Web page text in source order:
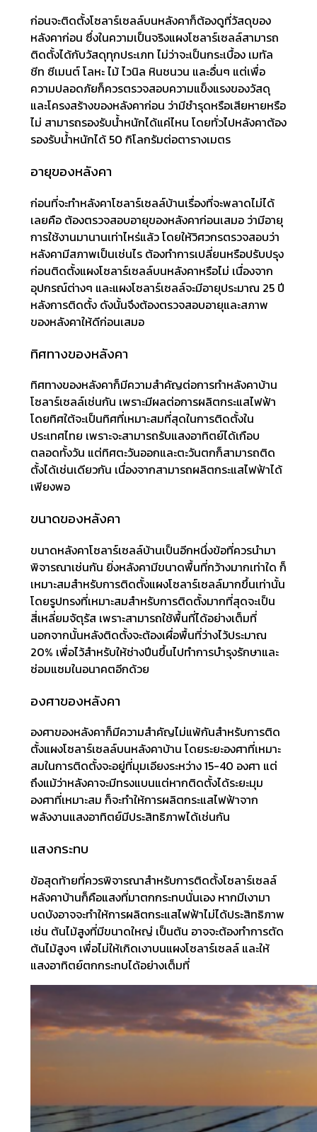
ก่อนจะติดตั้งโซลาร์เซลล์บนหลังคาก็ต้องดูที่วัสดุของ
หลังคาก่อน ซึ่งในความเป็นจริงแผงโซลาร์เซลล์สามารถ
ติดตั้งได้กับวัสดุทุกประเภท ไม่ว่าจะเป็นกระเบื้อง เมทัล
ชีท ซีเมนต์ โลหะ ไม้ ไวนิล หินชนวน และอื่นๆ แต่เพื่อ
ความปลอดภัยก็ควรตรวจสอบความแข็งแรงของวัสดุ
และโครงสร้างของหลังคาก่อน ว่ามีชำรุดหรือเสียหายหรือ
ไม่ สามารถรองรับน้ำหนักได้แค่ไหน โดยทั่วไปหลังคาต้อง
รองรับน้ำหนักได้ 50 กิโลกรัมต่อตารางเมตร
อายุของหลังคา
ก่อนที่จะทำหลังคาโซลาร์เซลล์บ้านเรื่องที่จะพลาดไม่ได้
เลยคือ ต้องตรวจสอบอายุของหลังคาก่อนเสมอ ว่ามีอายุ
การใช้งานมานานเท่าไหร่แล้ว โดยให้วิศวกรตรวจสอบว่า
หลังคามีสภาพเป็นเช่นไร ต้องทำการเปลี่ยนหรือปรับปรุง
ก่อนติดตั้งแผงโซลาร์เซลล์บนหลังคาหรือไม่ เนื่องจาก
อุปกรณ์ต่างๆ และแผงโซลาร์เซลล์จะมีอายุประมาณ 25 ปี
หลังการติดตั้ง ดังนั้นจึงต้องตรวจสอบอายุและสภาพ
ของหลังคาให้ดีก่อนเสมอ
ทิศทางของหลังคา
ทิศทางของหลังคาก็มีความสำคัญต่อการทำหลังคาบ้าน
โซลาร์เซลล์เช่นกัน เพราะมีผลต่อการผลิตกระแสไฟฟ้า
โดยทิศใต้จะเป็นทิศที่เหมาะสมที่สุดในการติดตั้งใน
ประเทศไทย เพราะจะสามารถรับแสงอาทิตย์ได้เกือบ
ตลอดทั้งวัน แต่ทิศตะวันออกและตะวันตกก็สามารถติด
ตั้งได้เช่นเดียวกัน เนื่องจากสามารถผลิตกระแสไฟฟ้าได้
เพียงพอ
ขนาดของหลังคา
ขนาดหลังคาโซลาร์เซลล์บ้านเป็นอีกหนึ่งข้อที่ควรนำมา
พิจารณาเช่นกัน ยิ่งหลังคามีขนาดพื้นที่กว้างมากเท่าใด ก็
เหมาะสมสำหรับการติดตั้งแผงโซลาร์เซลล์มากขึ้นเท่านั้น
โดยรูปทรงที่เหมาะสมสำหรับการติดตั้งมากที่สุดจะเป็น
สี่เหลี่ยมจัตุรัส เพราะสามารถใช้พื้นที่ได้อย่างเต็มที่
นอกจากนั้นหลังติดตั้งจะต้องเผื่อพื้นที่ว่างไว้ประมาณ
20% เพื่อไว้สำหรับให้ช่างปีนขึ้นไปทำการบำรุงรักษาและ
ซ่อมแซมในอนาคตอีกด้วย
องศาของหลังคา
องศาของหลังคาก็มีความสำคัญไม่แพ้กันสำหรับการติด
ตั้งแผงโซลาร์เซลล์บนหลังคาบ้าน โดยระยะองศาที่เหมาะ
สมในการติดตั้งจะอยู่ที่มุมเอียงระหว่าง 15-40 องศา แต่
ถึงแม้ว่าหลังคาจะมีทรงแบนแต่หากติดตั้งได้ระยะมุม
องศาที่เหมาะสม ก็จะทำให้การผลิตกระแสไฟฟ้าจาก
พลังงานแสงอาทิตย์มีประสิทธิภาพได้เช่นกัน
แสงกระทบ
ข้อสุดท้ายที่ควรพิจารณาสำหรับการติดตั้งโซลาร์เซลล์
หลังคาบ้านก็คือแสงที่มาตกกระทบนั่นเอง หากมีเงามา
บดบังอาจจะทำให้การผลิตกระแสไฟฟ้าไม่ได้ประสิทธิภาพ
เช่น ต้นไม้สูงที่มีขนาดใหญ่ เป็นต้น อาจจะต้องทำการตัด
ต้นไม้สูงๆ เพื่อไม่ให้เกิดเงาบนแผงโซลาร์เซลล์ และให้
แสงอาทิตย์ตกกระทบได้อย่างเต็มที่